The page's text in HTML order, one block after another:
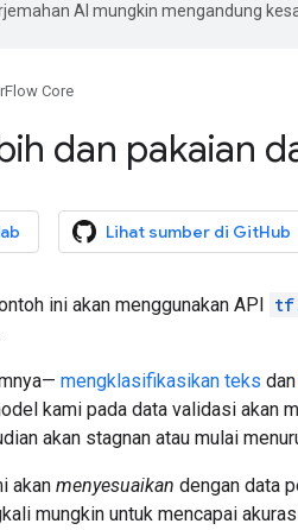
AI mungkin mengandung
Core
dan pakaian
Lihat sumber di GitHub
ini akan menggunakan API
mengklasifikasikan teks dan
kami pada data validasi akan
akan stagnan atau mulai
akan menyesuaikan dengan data
mungkin untuk mencapai